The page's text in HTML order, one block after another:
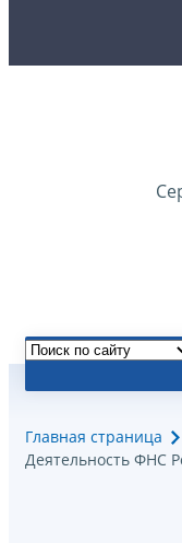
Главная страница
Деятельность ФНС